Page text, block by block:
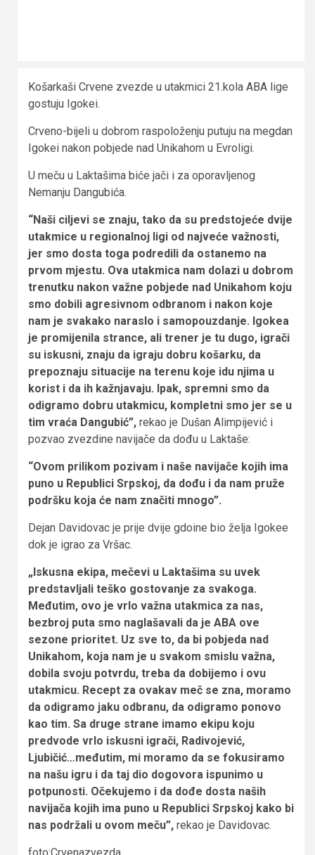
Košarkaši Crvene zvezde u utakmici 21.kola ABA lige
gostuju Igokei.
Crveno-bijeli u dobrom raspoloženju putuju na megdan
Igokei nakon pobjede nad Unikahom u Evroligi.
U meču u Laktašima biće jači i za oporavljenog
Nemanju Dangubića.
“Naši ciljevi se znaju, tako da su predstojeće dvije
utakmice u regionalnoj ligi od najveće važnosti,
jer smo dosta toga podredili da ostanemo na
prvom mjestu. Ova utakmica nam dolazi u dobrom
trenutku nakon važne pobjede nad Unikahom koju
smo dobili agresivnom odbranom i nakon koje
nam je svakako naraslo i samopouzdanje. Igokea
je promijenila strance, ali trener je tu dugo, igrači
su iskusni, znaju da igraju dobru košarku, da
prepoznaju situacije na terenu koje idu njima u
korist i da ih kažnjavaju. Ipak, spremni smo da
odigramo dobru utakmicu, kompletni smo jer se u
tim vraća Dangubić”, rekao je Dušan Alimpijević i
pozvao zvezdine navijače da dođu u Laktaše:
“Ovom prilikom pozivam i naše navijače kojih ima
puno u Republici Srpskoj, da dođu i da nam pruže
podršku koja će nam značiti mnogo”.
Dejan Davidovac je prije dvije gdoine bio želja Igokee
dok je igrao za Vršac.
„Iskusna ekipa, mečevi u Laktašima su uvek
predstavljali teško gostovanje za svakoga.
Međutim, ovo je vrlo važna utakmica za nas,
bezbroj puta smo naglašavali da je ABA ove
sezone prioritet. Uz sve to, da bi pobjeda nad
Unikahom, koja nam je u svakom smislu važna,
dobila svoju potvrdu, treba da dobijemo i ovu
utakmicu. Recept za ovakav meč se zna, moramo
da odigramo jaku odbranu, da odigramo ponovo
kao tim. Sa druge strane imamo ekipu koju
predvode vrlo iskusni igrači, Radivojević,
Ljubičić…međutim, mi moramo da se fokusiramo
na našu igru i da taj dio dogovora ispunimo u
potpunosti. Očekujemo i da dođe dosta naših
navijača kojih ima puno u Republici Srpskoj kako bi
nas podržali u ovom meču”, rekao je Davidovac.
foto:Crvenazvezda